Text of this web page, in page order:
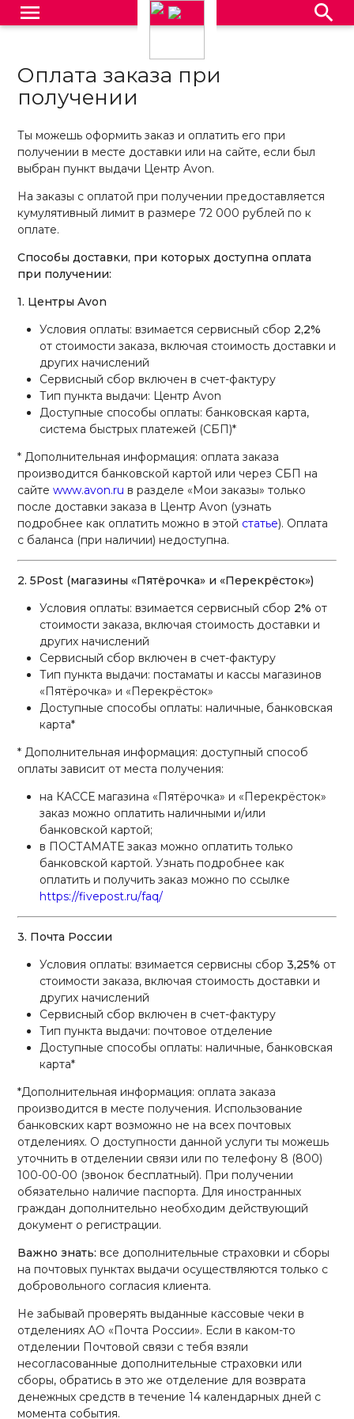
menu search
Оплата заказа при
получении
Ты можешь оформить заказ и оплатить его при
получении в месте доставки или на сайте, если был
выбран пункт выдачи Центр Avon.
На заказы с оплатой при получении предоставляется
кумулятивный лимит в размере 72 000 рублей по к
оплате.
Способы доставки, при которых доступна оплата
при получении:
1. Центры Avon
Условия оплаты: взимается сервисный сбор 2,2%
от стоимости заказа, включая стоимость доставки и
других начислений
Сервисный сбор включен в счет-фактуру
Тип пункта выдачи: Центр Avon
Доступные способы оплаты: банковская карта,
система быстрых платежей (СБП)*
* Дополнительная информация: оплата заказа
производится банковской картой или через СБП на
сайтеwww.avon.ru в разделе «Мои заказы» только
после доставки заказа в Центр Avon (узнать
подробнее как оплатить можно в этой статье). Оплата
с баланса (при наличии) недоступна.
2. 5Post (магазины «Пятёрочка» и «Перекрёсток»)
Условия оплаты: взимается сервисный сбор 2% от
стоимости заказа, включая стоимость доставки и
других начислений
Сервисный сбор включен в счет-фактуру
Тип пункта выдачи: постаматы и кассы магазинов
«Пятёрочка» и «Перекрёсток»
Доступные способы оплаты: наличные, банковская
карта*
* Дополнительная информация: доступный способ
оплаты зависит от места получения:
на КАССЕ магазина «Пятёрочка» и «Перекрёсток»
заказ можно оплатить наличными и/или
банковской картой;
в ПОСТАМАТЕ заказ можно оплатить только
банковской картой. Узнать подробнее как
оплатить и получить заказ можно по ссылке
https://fivepost.ru/faq/
3. Почта России
Условия оплаты: взимается сервисны сбор3,25% от
стоимости заказа, включая стоимость доставки и
других начислений
Сервисный сбор включен в счет-фактуру
Тип пункта выдачи: почтовое отделение
Доступные способы оплаты: наличные, банковская
карта*
*Дополнительная информация: оплата заказа
производится в месте получения. Использование
банковских карт возможно не на всех почтовых
отделениях. О доступности данной услуги ты можешь
уточнить в отделении связи или по телефону 8 (800)
100-00-00 (звонок бесплатный). При получении
обязательно наличие паспорта. Для иностранных
граждан дополнительно необходим действующий
документ о регистрации.
Важно знать: все дополнительные страховки и сборы
на почтовых пунктах выдачи осуществляются только с
добровольного согласия клиента.
Не забывай проверять выданные кассовые чеки в
отделениях АО «Почта России». Если в каком-то
отделении Почтовой связи с тебя взяли
несогласованные дополнительные страховки или
сборы, обратись в это же отделение для возврата
денежных средств в течение 14 календарных дней с
момента события.